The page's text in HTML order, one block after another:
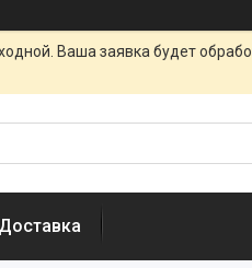
Ваша заявка будет
Доставка